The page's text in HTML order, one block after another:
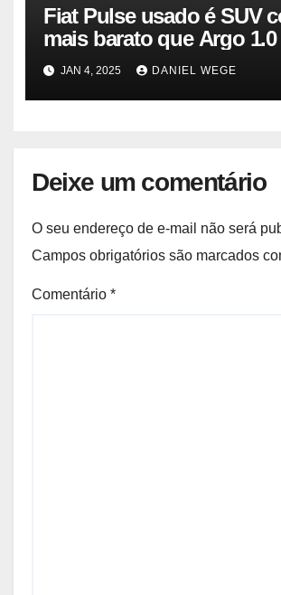
Fiat Pulse usado é SUV
mais barato que Argo 1.0
quilômetro
JAN 4, 2025 DANIEL WEGE
Deixe um comentário
O seu endereço de e-mail não será
Campos obrigatórios são marcados
Comentário *